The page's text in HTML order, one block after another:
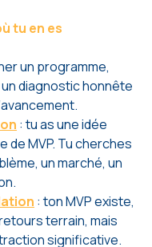
tu en es
un programme,
diagnostic honnête
: tu as une idée
de MVP. Tu cherches
un marché, un
: ton MVP existe,
terrain, mais
significative.